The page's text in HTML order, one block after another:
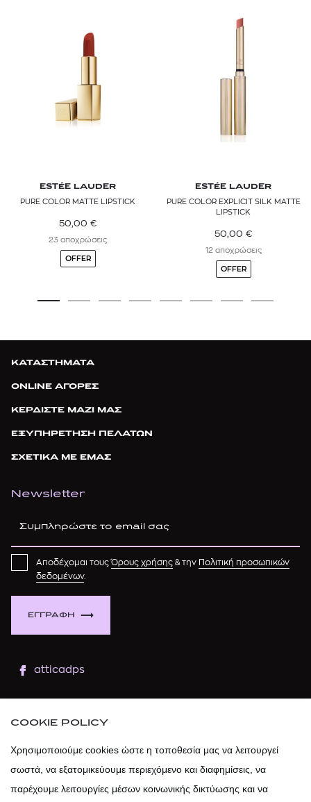
ESTÉE LAUDER
PURE COLOR MATTE LIPSTICK
50,00 €
23 αποχρώσεις
OFFER
ESTÉE LAUDER
PURE COLOR EXPLICIT SILK MATTE
LIPSTICK
50,00 €
12 αποχρώσεις
OFFER
ΚΑΤΑΣΤΗΜΑΤΑ
ONLINE ΑΓΟΡΕΣ
ΚΕΡΔΙΣΤΕ ΜΑΖΙ ΜΑΣ
ΕΞΥΠΗΡΕΤΗΣΗ ΠΕΛΑΤΩΝ
ΣΧΕΤΙΚΑ ΜΕ ΕΜΑΣ
Newsletter
ΕΓΓΡΑΦΗ
Αποδέχομαι τουςΌρους χρήσης & την
Πολιτική προσωπικών
δεδομένων.
atticadps
atticadps
COOKIE POLICY
Χρησιμοποιούμε cookies ώστε η τοποθεσία μας να λειτουργεί
σωστά, να εξατομικεύουμε περιεχόμενο και διαφημίσεις, να
παρέχουμε λειτουργίες μέσων κοινωνικής δικτύωσης και να